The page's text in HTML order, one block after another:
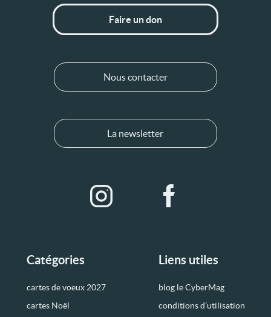
Catégories
cartes de voeux 2027
cartes Noël
Liens utiles
blog le CyberMag
conditions d’utilisation
Faire un don
Nous contacter
La newsletter